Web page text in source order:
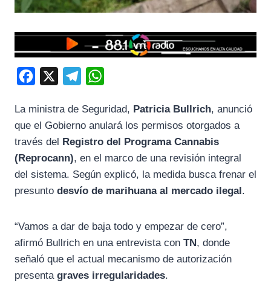
c
e
b
l
e
g
a
a
t
s
La ministra de Seguridad, Patricia Bullrich, anunció
que el Gobierno anulará los permisos otorgados a
través del Registro del Programa Cannabis
(Reprocann), en el marco de una revisión integral
del sistema. Según explicó, la medida busca frenar el
presunto desvío de marihuana al mercado ilegal.
“Vamos a dar de baja todo y empezar de cero”,
afirmó Bullrich en una entrevista con TN, donde
señaló que el actual mecanismo de autorización
presenta graves irregularidades.